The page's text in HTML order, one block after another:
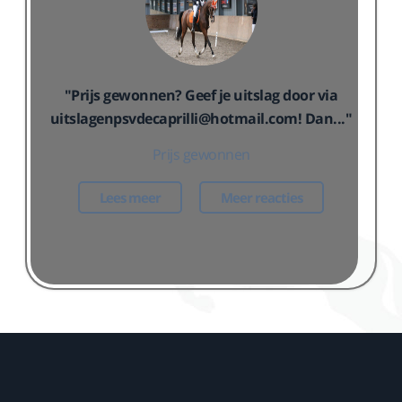
"Prijs gewonnen? Geef je uitslag door via
uitslagenpsvdecaprilli@hotmail.com! Dan..."
Prijs gewonnen
Lees meer Meer reacties